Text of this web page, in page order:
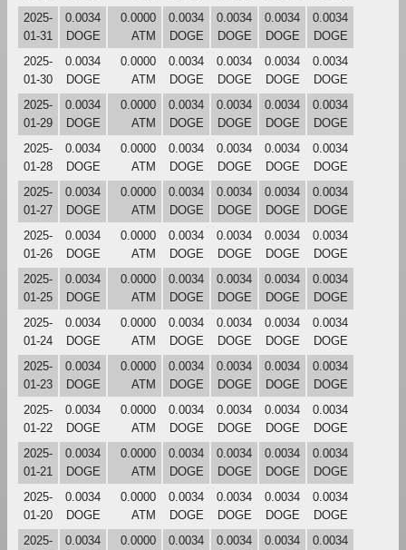
2025-
01-31
0.0034
DOGE
0.0000
ATM
0.0034
DOGE
0.0034
DOGE
0.0034
DOGE
0.0034
DOGE
2025-
01-30
0.0034
DOGE
0.0000
ATM
0.0034
DOGE
0.0034
DOGE
0.0034
DOGE
0.0034
DOGE
2025-
01-29
0.0034
DOGE
0.0000
ATM
0.0034
DOGE
0.0034
DOGE
0.0034
DOGE
0.0034
DOGE
2025-
01-28
0.0034
DOGE
0.0000
ATM
0.0034
DOGE
0.0034
DOGE
0.0034
DOGE
0.0034
DOGE
2025-
01-27
0.0034
DOGE
0.0000
ATM
0.0034
DOGE
0.0034
DOGE
0.0034
DOGE
0.0034
DOGE
2025-
01-26
0.0034
DOGE
0.0000
ATM
0.0034
DOGE
0.0034
DOGE
0.0034
DOGE
0.0034
DOGE
2025-
01-25
0.0034
DOGE
0.0000
ATM
0.0034
DOGE
0.0034
DOGE
0.0034
DOGE
0.0034
DOGE
2025-
01-24
0.0034
DOGE
0.0000
ATM
0.0034
DOGE
0.0034
DOGE
0.0034
DOGE
0.0034
DOGE
2025-
01-23
0.0034
DOGE
0.0000
ATM
0.0034
DOGE
0.0034
DOGE
0.0034
DOGE
0.0034
DOGE
2025-
01-22
0.0034
DOGE
0.0000
ATM
0.0034
DOGE
0.0034
DOGE
0.0034
DOGE
0.0034
DOGE
2025-
01-21
0.0034
DOGE
0.0000
ATM
0.0034
DOGE
0.0034
DOGE
0.0034
DOGE
0.0034
DOGE
2025-
01-20
0.0034
DOGE
0.0000
ATM
0.0034
DOGE
0.0034
DOGE
0.0034
DOGE
0.0034
DOGE
2025-
0.0034
0.0000
0.0034
0.0034
0.0034
0.0034